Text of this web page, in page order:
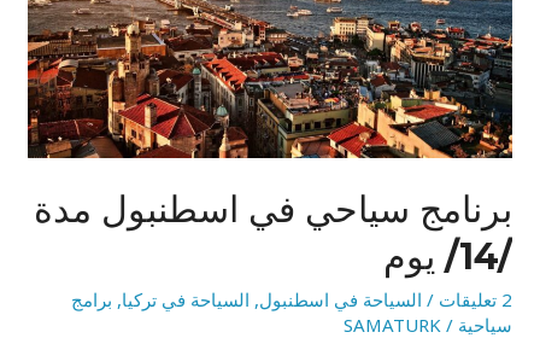
برنامج سياحي في اسطنبول مدة
/14/ يوم
2 تعليقات / السياحة في اسطنبول, السياحة في تركيا, برامج
سياحية /
SAMATURK
/14/
يوم